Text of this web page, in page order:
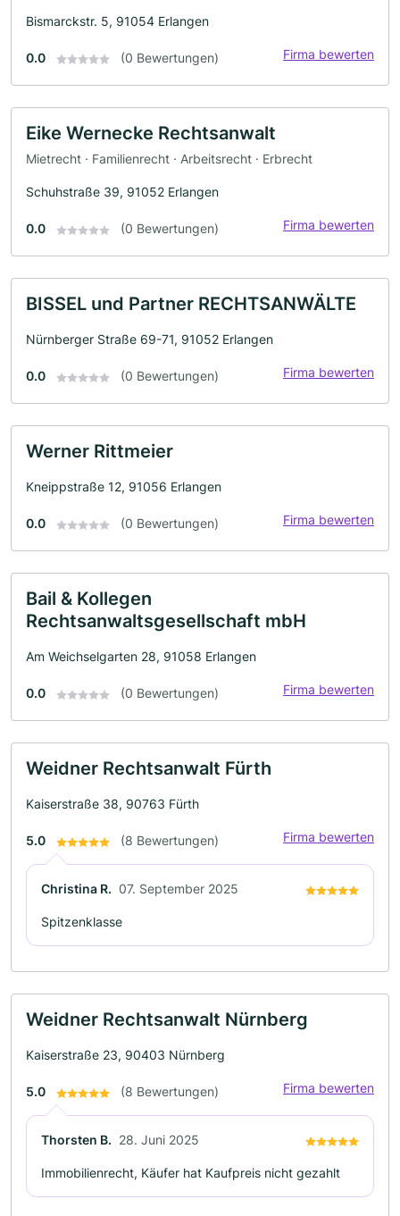
Bismarckstr. 5, 91054 Erlangen
0.0 (0 Bewertungen) Firma bewerten
Eike Wernecke Rechtsanwalt
Mietrecht · Familienrecht · Arbeitsrecht · Erbrecht
Schuhstraße 39, 91052 Erlangen
0.0 (0 Bewertungen) Firma bewerten
BISSEL und Partner RECHTSANWÄLTE
Nürnberger Straße 69-71, 91052 Erlangen
0.0 (0 Bewertungen) Firma bewerten
Werner Rittmeier
Kneippstraße 12, 91056 Erlangen
0.0 (0 Bewertungen) Firma bewerten
Bail & Kollegen
Rechtsanwaltsgesellschaft mbH
Am Weichselgarten 28, 91058 Erlangen
0.0 (0 Bewertungen) Firma bewerten
Weidner Rechtsanwalt Fürth
Kaiserstraße 38, 90763 Fürth
5.0 (8 Bewertungen) Firma bewerten
Christina R. 07. September 2025
Spitzenklasse
Weidner Rechtsanwalt Nürnberg
Kaiserstraße 23, 90403 Nürnberg
5.0 (8 Bewertungen) Firma bewerten
Thorsten B. 28. Juni 2025
Immobilienrecht, Käufer hat Kaufpreis nicht gezahlt